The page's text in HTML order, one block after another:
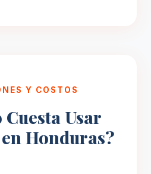
Y COSTOS
Usar
Honduras?